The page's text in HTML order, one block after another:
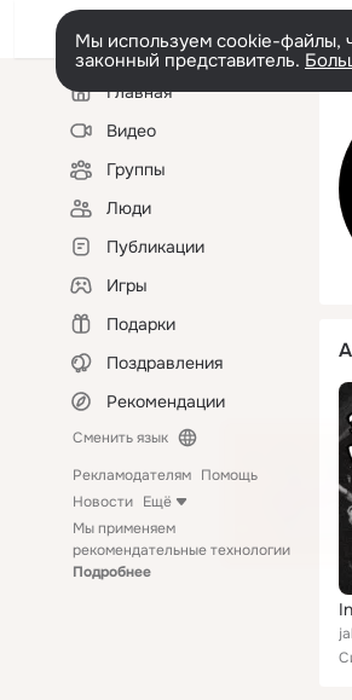
Мы используем cookie-файлы,
законный представитель.
Левая
колонкаГлавная
Видео
Группы
Люди
Публикации
Игры
Подарки
Поздравления
Рекомендации
Сменить язык
Рекламодателям Помощь
Новости Ещё
Мы применяем
рекомендательные технологии
Подробнее